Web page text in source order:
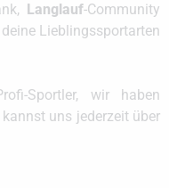
Langlauf-Community
Lieblingssportarten
Sportler, wir haben
uns jederzeit über